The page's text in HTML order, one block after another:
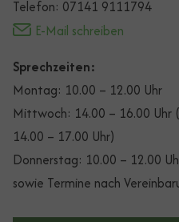
Telefon: 07141 9111794
E-Mail schreiben
Sprechzeiten:
Montag: 10.00 – 12.00 Uhr
Mittwoch: 14.00 – 16.00
14.00 – 17.00 Uhr)
Donnerstag: 10.00 – 12.00
sowie Termine nach